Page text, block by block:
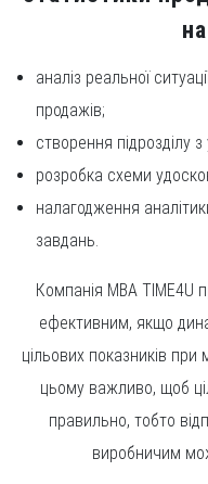
аналіз реальної
продажів;
створення підрозділу
розробка схеми
налагодження
завдань.
Компанія MBA TIME4U
ефективним, якщо
цільових показників
цьому важливо, щоб
правильно, тобто
виробничим